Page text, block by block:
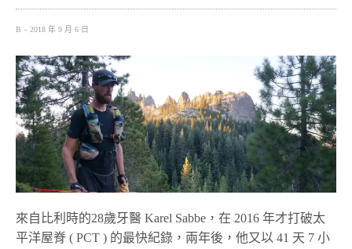
B 2018 年 9 月 6 日
來自比利時的28歲牙醫 Karel Sabbe，在 2016 年才打破太
平洋屋脊 ( PCT ) 的最快紀錄，兩年後，他又以 41 天 7 小